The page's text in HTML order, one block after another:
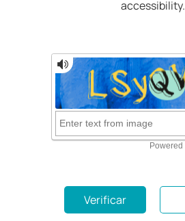
accessibility.
Verificar